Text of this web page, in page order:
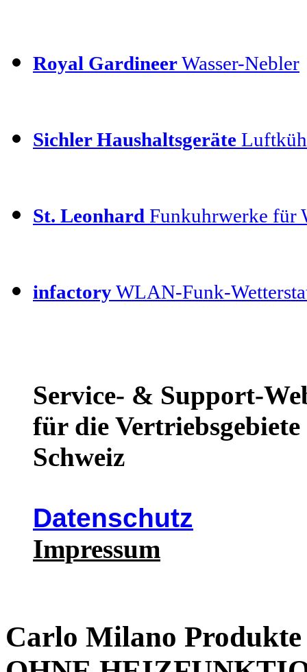
Royal GardineerWasser-Nebler
Sichler Haushaltsgeräte
St. Leonhard Funkuhrwerke für
infactoryWLAN-Funk-
Service- & Support-
für die
Schweiz
Datenschutz
Impressum
Carlo Milano